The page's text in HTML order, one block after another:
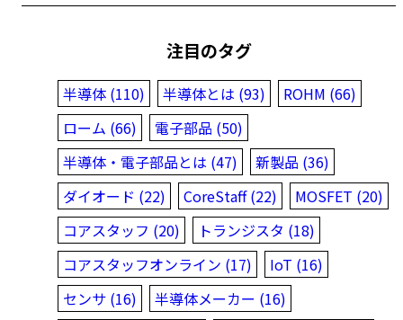
注目のタグ
半導体 (110) 半導体とは (93)
ROHM (66)
ローム (66)
電子部品 (50)
半導体・電子部品とは (47)
新製品 (36)
ダイオード (22)
CoreStaff (22)
MOSFET (20)
コアスタッフ (20)
トランジスタ (18)
コアスタッフオンライン (17)
IoT (16)
センサ (16)
半導体メーカー (16)